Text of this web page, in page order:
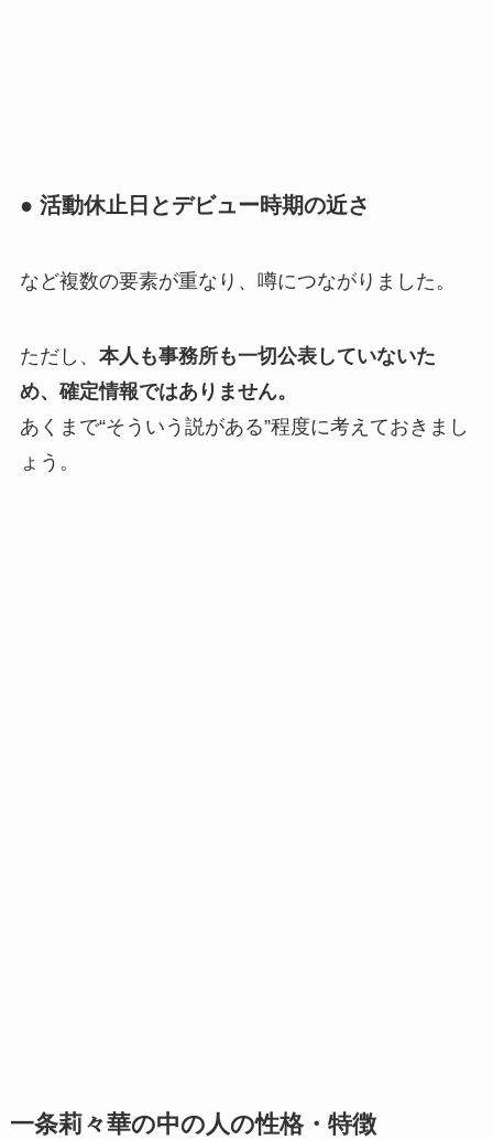
● 活動休止日とデビュー時期の近さ
など複数の要素が重なり、噂につながりました。
ただし、 本人も事務所も一切公表していないた
め、確定情報ではありません。
あくまで“そういう説がある”程度に考えておきまし
ょう。
一条莉々華の中の人の性格・特徴